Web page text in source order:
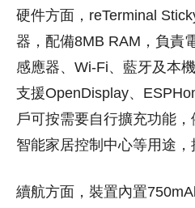
硬件方面，reTerminal
器，配備8MB RAM，負責
感應器、Wi-Fi、藍牙及本
支援OpenDisplay、
戶可按需要自行擴充功能，
智能家居控制中心等用途，
續航方面，裝置內置